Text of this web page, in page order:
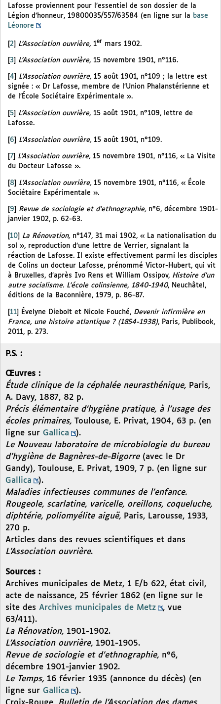
Lafosse proviennent pour l’essentiel de son dossier de la
Légion d’honneur, 19800035/557/63584 (en ligne sur la base
Léonore
[2] L’Association ouvrière, 1er mars 1902.
[3] L’Association ouvrière, 15 novembre 1901, n°116.
4 L’Association ouvrière, 15 août 1901, n°109 ; la lettre est
signée : « Dr Lafosse, membre de l’Union Phalanstérienne et
de l’École Sociétaire Expérimentale ».
5 L’Association ouvrière, 15 août 1901, n°109, lettre de
Lafosse.
[6] L’Association ouvrière, 15 août 1901, n°109.
7 L’Association ouvrière, 15 novembre 1901, n°116, « La Visite
du Docteur Lafosse ».
[8] L’Association ouvrière, 15 novembre 1901, n°116, « École
Sociétaire Expérimentale ».
9 Revue de sociologie et d’ethnographie, n°6, décembre 1901-
janvier 1902, p. 62-63.
10 La Rénovation, n°147, 31 mai 1902, « La nationalisation du
sol », reproduction d’une lettre de Verrier, signalant la
réaction de Lafosse. Il existe effectivement parmi les disciples
de Colins un docteur Lafosse, prénommé Victor-Hubert, qui vit
à Bruxelles, d’après Ivo Rens et William Ossipov, Histoire d’un
autre socialisme. L’école colinsienne, 1840-1940, Neuchâtel,
éditions de la Baconnière, 1979, p. 86-87.
[11] Évelyne Diebolt et Nicole Fouché, Devenir infirmière en
France, une histoire atlantique ? (1854-1938), Paris, Publibook,
2011, p. 273.
P.S. :
Œuvres :
Étude clinique de la céphalée neurasthénique, Paris,
A. Davy, 1887, 82 p.
Précis élémentaire d’hygiène pratique, à l’usage des
écoles primaires, Toulouse, E. Privat, 1904, 63 p. (en
ligne sur Gallica
).
Le Nouveau laboratoire de microbiologie du bureau
d’hygiène de Bagnères-de-Bigorre (avec le Dr
Gandy), Toulouse, E. Privat, 1909, 7 p. (en ligne sur
Gallica
).
Maladies infectieuses communes de l’enfance.
Rougeole, scarlatine, varicelle, oreillons, coqueluche,
diphtérie, poliomyélite aiguë, Paris, Larousse, 1933,
270 p.
Articles dans des revues scientifiques et dans
L’Association ouvrière.
Sources :
Archives municipales de Metz, 1 E/b 622, état civil,
acte de naissance, 25 février 1862 (en ligne sur le
site des Archives municipales de Metz
, vue
63/411).
La Rénovation, 1901-1902.
L’Association ouvrière, 1901-1905.
Revue de sociologie et d’ethnographie, n°6,
décembre 1901-janvier 1902.
Le Temps, 16 février 1935 (annonce du décès) (en
ligne sur Gallica
).